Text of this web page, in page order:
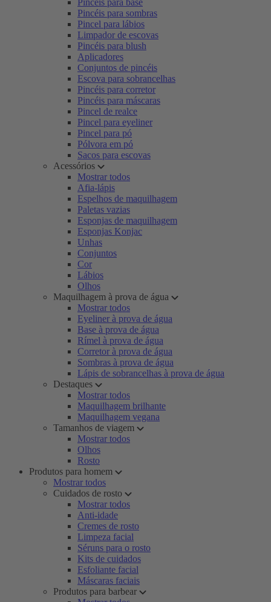
Pincéis para base
Pincéis para sombras
Pincel para lábios
Limpador de escovas
Pincéis para blush
Aplicadores
Conjuntos de pincéis
Escova para sobrancelhas
Pincéis para corretor
Pincéis para máscaras
Pincel de realce
Pincel para eyeliner
Pincel para pó
Pólvora em pó
Sacos para escovas
Acessórios
Mostrar todos
Afia-lápis
Espelhos de maquilhagem
Paletas vazias
Esponjas de maquilhagem
Esponjas Konjac
Unhas
Conjuntos
Cor
Lábios
Olhos
Maquilhagem à prova de água
Mostrar todos
Eyeliner à prova de água
Base à prova de água
Rímel à prova de água
Corretor à prova de água
Sombras à prova de água
Lápis de sobrancelhas à prova de água
Destaques
Mostrar todos
Maquilhagem brilhante
Maquilhagem vegana
Tamanhos de viagem
Mostrar todos
Olhos
Rosto
Produtos para homem
Mostrar todos
Cuidados de rosto
Mostrar todos
Anti-idade
Cremes de rosto
Limpeza facial
Séruns para o rosto
Kits de cuidados
Esfoliante facial
Máscaras faciais
Produtos para barbear